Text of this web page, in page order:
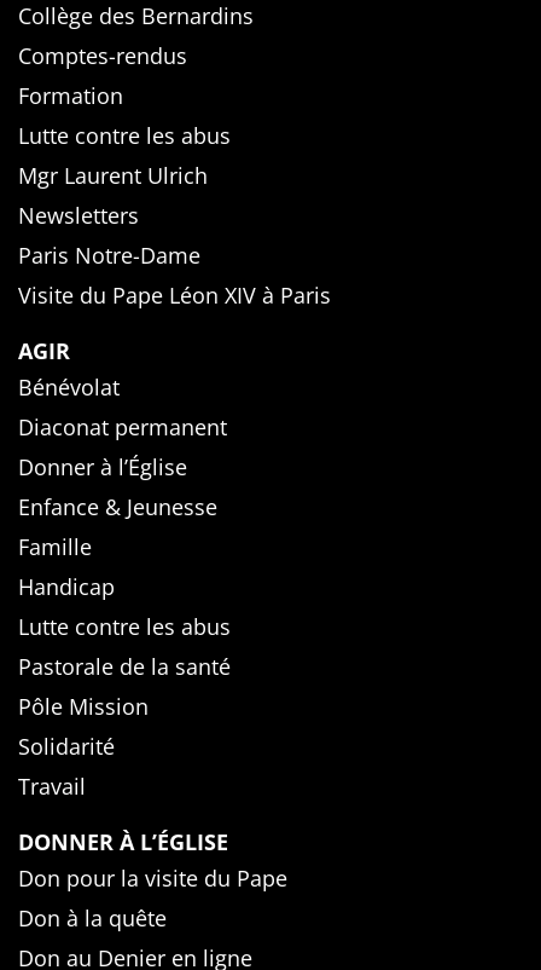
Collège des Bernardins
Comptes-rendus
Formation
Lutte contre les abus
Mgr Laurent Ulrich
Newsletters
Paris Notre-Dame
Visite du Pape Léon XIV à Paris
AGIR
Bénévolat
Diaconat permanent
Donner à l’Église
Enfance & Jeunesse
Famille
Handicap
Lutte contre les abus
Pastorale de la santé
Pôle Mission
Solidarité
Travail
DONNER À L’ÉGLISE
Don pour la visite du Pape
Don à la quête
Don au Denier en ligne